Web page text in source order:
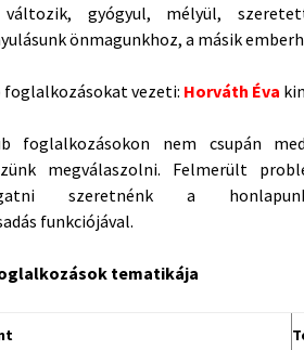
gyógyul, mélyül,
önmagunkhoz, a másik
foglalkozásokat vezeti: Horváth Éva
foglalkozásokon nem csupán
megválaszolni. Felmerült
szeretnénk a
funkciójával.
tematikája